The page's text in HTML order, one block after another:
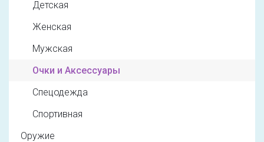
Детская
Женская
Мужская
Очки и Аксессуары
Спецодежда
Спортивная
Оружие